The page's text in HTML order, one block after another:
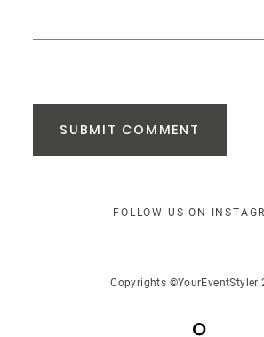
SUBMIT COMMENT
FOLLOW US ON
Copyrights ©YourEventStyler